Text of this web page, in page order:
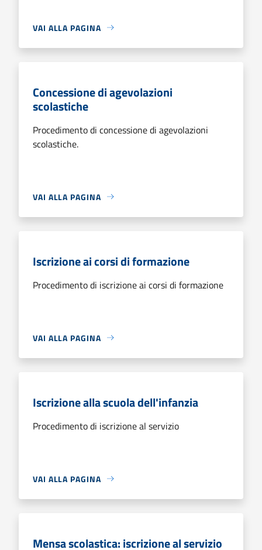
VAI ALLA PAGINA
Concessione di agevolazioni
scolastiche
Procedimento di concessione di agevolazioni
scolastiche.
VAI ALLA PAGINA
Iscrizione ai corsi di formazione
Procedimento di iscrizione ai corsi di formazione
VAI ALLA PAGINA
Iscrizione alla scuola dell'infanzia
Procedimento di iscrizione al servizio
VAI ALLA PAGINA
Mensa scolastica: iscrizione al servizio